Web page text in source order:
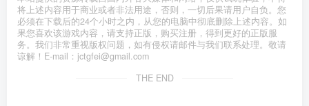
将上述内容用于商业或者非法用途，否则，一切后果请用户自负。您
必须在下载后的24个小时之内，从您的电脑中彻底删除上述内容。如
果您喜欢该游戏内容，请支持正版，购买注册，得到更好的正版服
务。我们非常重视版权问题，如有侵权请邮件与我们联系处理。敬请
谅解！E-mail：jctgfei@gmail.com
THE END